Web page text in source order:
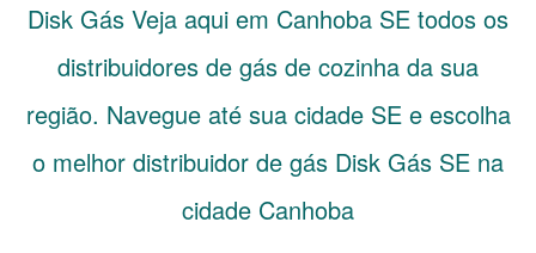
Disk Gás Veja aqui em Canhoba SE todos os
distribuidores de gás de cozinha da sua
região. Navegue até sua cidade SEe escolha
o melhor distribuidor de gás Disk Gás SE na
cidade Canhoba